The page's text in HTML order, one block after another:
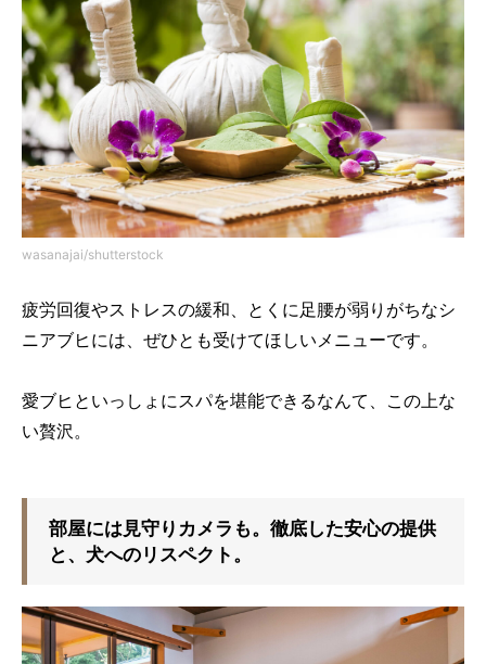
wasanajai/shutterstock
疲労回復やストレスの緩和、とくに足腰が弱りがちなシ
ニアブヒには、ぜひとも受けてほしいメニューです。
愛ブヒといっしょにスパを堪能できるなんて、この上な
い贅沢。
部屋には見守りカメラも。徹底した安心の提供
と、犬へのリスペクト。